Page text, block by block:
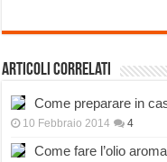
Articoli correlati
Come preparare in
10 Febbraio 2014 4
Come fare l’olio